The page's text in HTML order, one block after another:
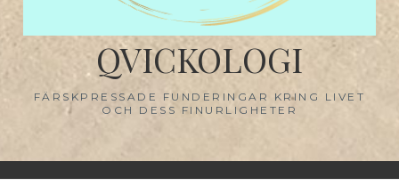
QVICKOLOGI
FÄRSKPRESSADE FUNDERINGAR KRING LIVET
OCH DESS FINURLIGHETER